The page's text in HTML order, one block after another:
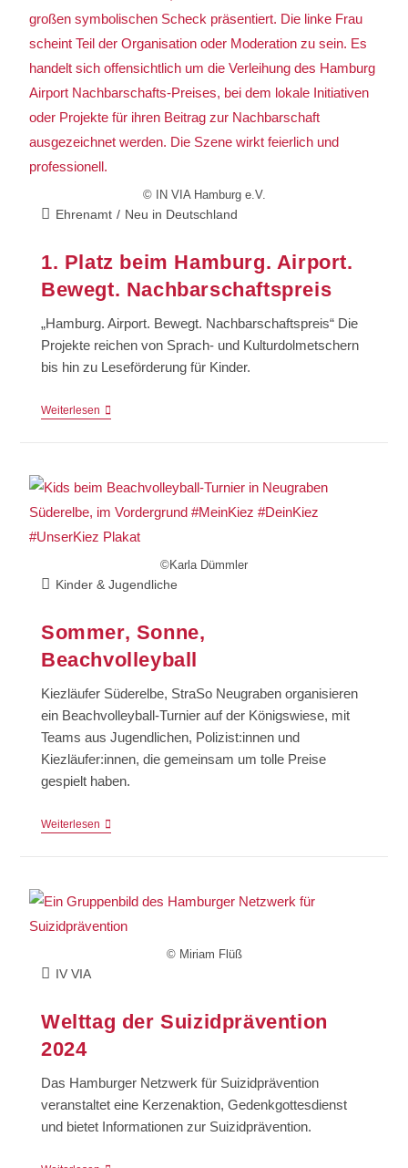
© IN VIA Hamburg e.V.
Ehrenamt / Neu in Deutschland
1. Platz beim Hamburg. Airport.
Bewegt. Nachbarschaftspreis
„Hamburg. Airport. Bewegt. Nachbarschaftspreis“ Die
Projekte reichen von Sprach- und Kulturdolmetschern
bis hin zu Leseförderung für Kinder.
Weiterlesen
©Karla Dümmler
Kinder & Jugendliche
Sommer, Sonne,
Beachvolleyball
Kiezläufer Süderelbe, StraSo Neugraben organisieren
ein Beachvolleyball-Turnier auf der Königswiese, mit
Teams aus Jugendlichen, Polizist:innen und
Kiezläufer:innen, die gemeinsam um tolle Preise
gespielt haben.
Weiterlesen
© Miriam Flüß
IV VIA
Welttag der Suizidprävention
2024
Das Hamburger Netzwerk für Suizidprävention
veranstaltet eine Kerzenaktion, Gedenkgottesdienst
und bietet Informationen zur Suizidprävention.